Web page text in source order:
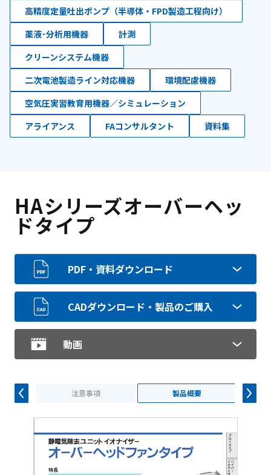
高精度定量吐出ポンプ（半導体・FPD製造工程向け）
薬液･分析用機器
計測
クリーンシステム機器
二次電池製造ライン対応機器
環境配慮機器
空気圧実習教育用機器／シミュレーション
アライアンス
FAコンサルタント 資料集
HAシリーズオーバーヘッ
ドタイプ
PDF・資料ダウンロード
CADダウンロード・製品のご購入
動画
注意事項 製品概要